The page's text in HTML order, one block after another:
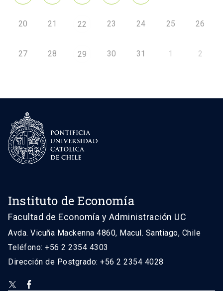
20 21 22 23 24 25 26
27 28 29 30 31 1 2
Instituto de Economía
Facultad de Economía y Administración UC
Avda. Vicuña Mackenna 4860, Macul. Santiago, Chile
Teléfono: +56 2 2354 4303
Dirección de Postgrado: +56 2 2354 4028